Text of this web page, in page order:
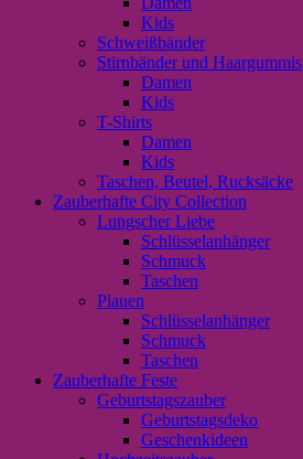
Kids
Schweißbänder
Stirnbänder und Haargummis
Damen
Kids
T-Shirts
Damen
Kids
Taschen, Beutel, Rucksäcke
Zauberhafte City Collection
Lungscher Liebe
Schlüsselanhänger
Schmuck
Taschen
Plauen
Schlüsselanhänger
Schmuck
Taschen
Zauberhafte Feste
Geburtstagszauber
Geburtstagsdeko
Geschenkideen